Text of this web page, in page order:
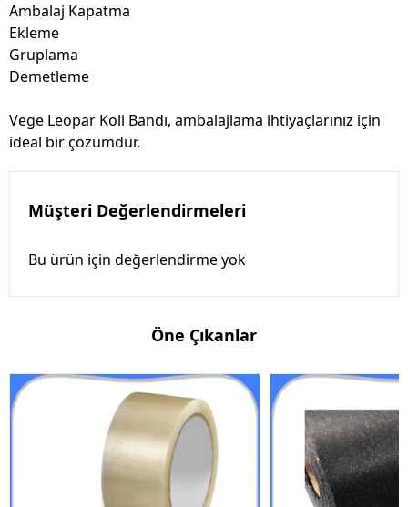
Ambalaj Kapatma
Ekleme
Gruplama
Demetleme
Vege Leopar Koli Bandı, ambalajlama ihtiyaçlarınız için
ideal bir çözümdür.
Müşteri Değerlendirmeleri
Bu ürün için değerlendirme yok
Öne Çıkanlar